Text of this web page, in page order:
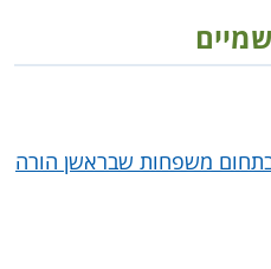
משפחות שבראשן הורה